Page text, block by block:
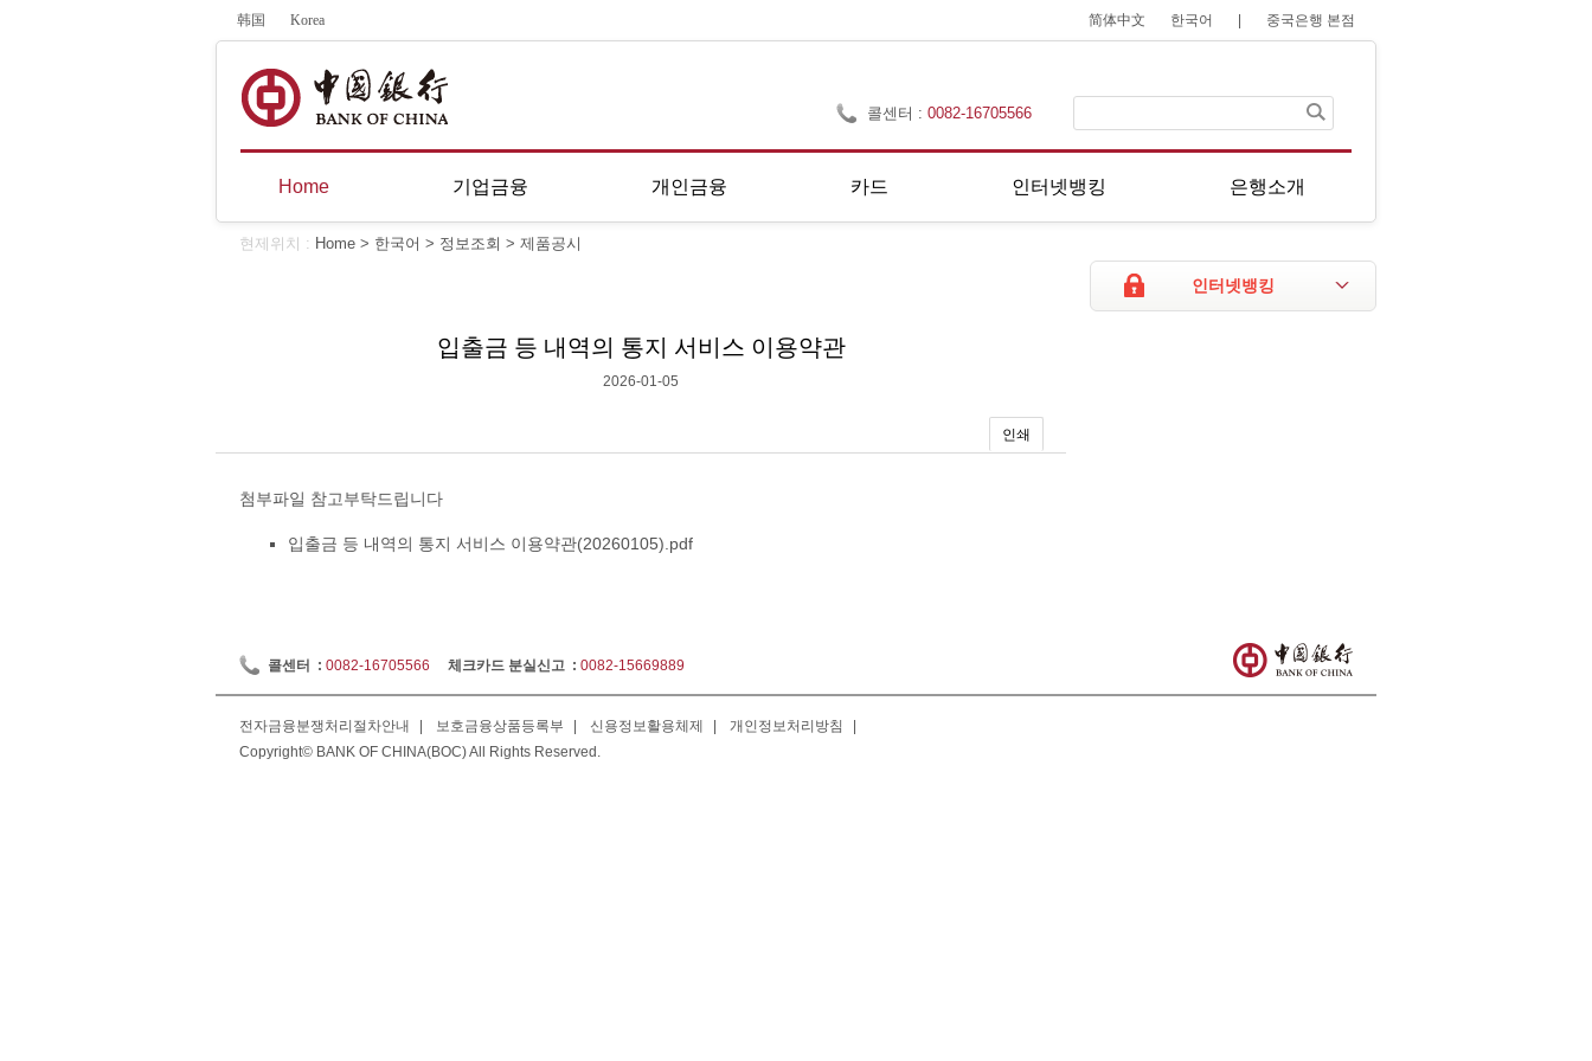
韩国 Korea 简体中文 한국어 중국은행 본점
콜센터 :0082-16705566
Home 기업금융 개인금융 카드 인터넷뱅킹 은행소개
현제위치 : Home > 한국어 > 정보조회 > 제품공시
인터넷뱅킹
입출금 등 내역의 통지 서비스 이용약관
2026-01-05
인쇄
첨부파일 참고부탁드립니다
입출금 등 내역의 통지 서비스 이용약관(20260105).pdf
콜센터 : 0082-16705566 체크카드 분실신고 : 0082-15669889
전자금융분쟁처리절차안내 보호금융상품등록부 신용정보활용체제 개인정보처리방침
Copyright© BANK OF CHINA(BOC) All Rights Reserved.